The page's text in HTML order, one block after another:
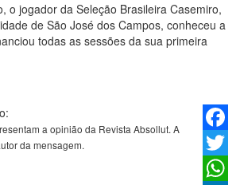
o jogador da Seleção Brasileira Casemiro,
de São José dos Campos, conheceu a
todas as sessões da sua primeira
Twitter
a opinião da Revista Absollut. A
da mensagem.